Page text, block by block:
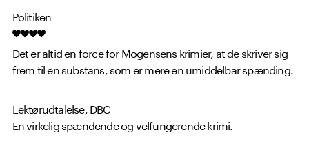
Politiken
Det er altid en force for Mogensens krimier, at de skriver sig
frem til en substans, som er mere en umiddelbar spænding.
Lektørudtalelse, DBC
En virkelig spændende og velfungerende krimi.